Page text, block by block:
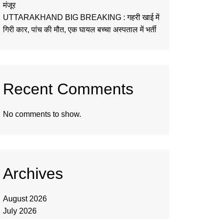
मंजूर
UTTARAKHAND BIG BREAKING : गहरी खाई में
गिरी कार, पांच की मौत, एक घायल बच्चा अस्पताल में भर्ती
Recent Comments
No comments to show.
Archives
August 2026
July 2026